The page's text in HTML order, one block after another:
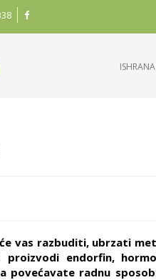
ISHRANA
vas razbuditi, ubrzati
endorfin,
povećavate radnu